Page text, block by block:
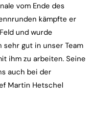
vom Ende des
kämpfte er
und wurde
sehr gut in unser Team
ihm zu arbeiten. Seine
auch bei der
Martin Hetschel